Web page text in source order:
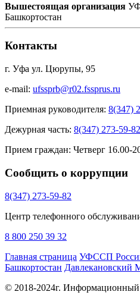
Вышестоящая организация
Башкортостан
Контакты
г. Уфа ул. Цюрупы, 95
e-mail: ufssprb@r02.fssprus.ru
Приемная руководителя: 8(347)
Дежурная часть: 8(347) 273-59-82
Прием граждан: Четверг 16.00-
Сообщить о коррупции
8(347) 273-59-82
Центр телефонного
8 800 250 39 32
Главная страница УФССП
Башкортостан
© 2018-2024г. Информационный